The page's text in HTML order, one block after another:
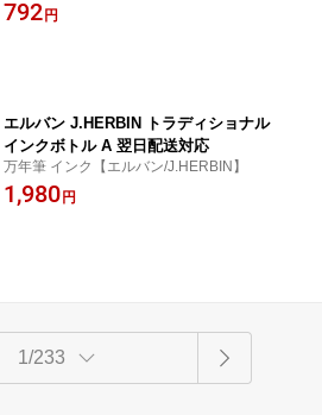
792 円
エルバン J.HERBIN トラディショナル
インクボトル A 翌日配送対応
万年筆 インク【エルバン/J.HERBIN】
1,980 円
1/233